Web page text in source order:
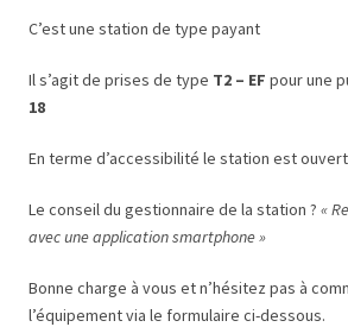
C’est une station de type payant
Il s’agit de prises de type T2 – EF pour une
18
En terme d’accessibilité le station est
Le conseil du gestionnaire de la station ? «
avec une application smartphone »
Bonne charge à vous et n’hésitez pas à
l’équipement via le formulaire ci-dessous.